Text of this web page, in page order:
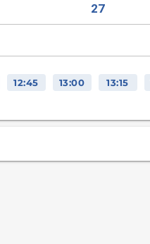
27
12:45 13:00 13:15